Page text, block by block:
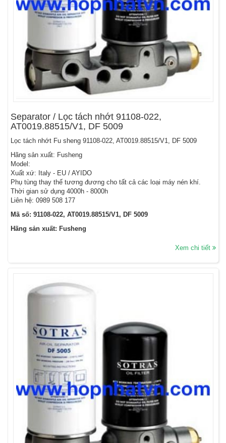
Separator / Lọc tách nhớt 91108-022,
AT0019.88515/V1, DF 5009
Lọc tách nhớt Fu sheng 91108-022, AT0019.88515/V1, DF 5009
Hãng sản xuất: Fusheng
Model:
Xuất xứ: Italy - EU / AYIDO
Phụ tùng thay thế tương đương cho tất cả các loại máy nén khí.
Thời gian sử dụng 4000h - 8000h
Liên hệ: 0989 508 177
Mã số: 91108-022, AT0019.88515/V1, DF 5009
Hãng sản xuất: Fusheng
Xem chi tiết